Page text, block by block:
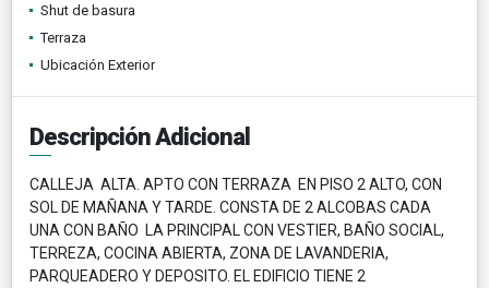
Shut de basura
Terraza
Ubicación Exterior
Descripción Adicional
CALLEJA ALTA. APTO CON TERRAZA EN PISO 2 ALTO, CON
SOL DE MAÑANA Y TARDE. CONSTA DE 2 ALCOBAS CADA
UNA CON BAÑO LA PRINCIPAL CON VESTIER, BAÑO SOCIAL,
TERREZA, COCINA ABIERTA, ZONA DE LAVANDERIA,
PARQUEADERO Y DEPOSITO. EL EDIFICIO TIENE 2